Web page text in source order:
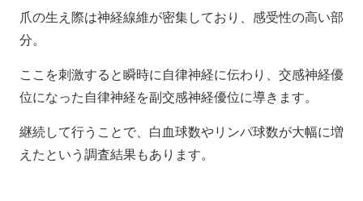
爪の生え際は神経線維が密集しており、感受性の高い部
分。
ここを刺激すると瞬時に自律神経に伝わり、交感神経優
位になった自律神経を副交感神経優位に導きます。
継続して行うことで、白血球数やリンパ球数が大幅に増
えたという調査結果もあります。